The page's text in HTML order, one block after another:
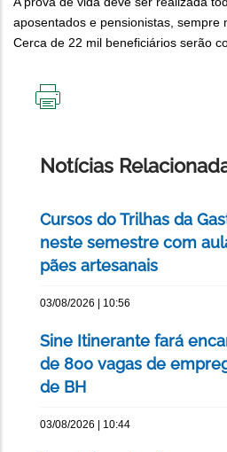
aposentados e pensionistas, sempre
Cerca de 22 mil beneficiários serão
Notícias
Cursos do Trilhas da
neste semestre com
pães artesanais
03/08/2026 | 10:56
Sine Itinerante fará
de 800 vagas de
de BH
03/08/2026 | 10:44